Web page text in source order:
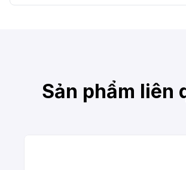
Sản phẩm liên